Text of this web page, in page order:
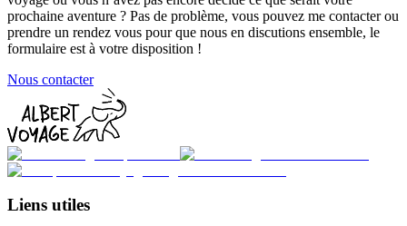
prochaine aventure ? Pas de problème, vous pouvez me contacter ou
prendre un rendez vous pour que nous en discutions ensemble, le
formulaire est à votre disposition !
Nous contacter
Liens utiles